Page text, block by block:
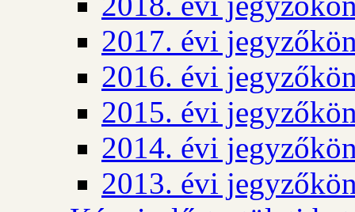
2017. évi
2016. évi
2015. évi
2014. évi
2013. évi